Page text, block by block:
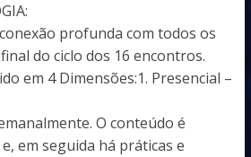
profunda com todos os
do ciclo dos 16 encontros.
em 4 Dimensões:1. Presencial –
O conteúdo é
em seguida há práticas e